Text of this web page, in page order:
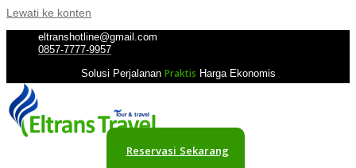
Lewati ke konten
eltranshotline@gmail.com
0857-7777-9957
Solusi Perjalanan Praktis Harga Ekonomis
Reservasi Sekarang